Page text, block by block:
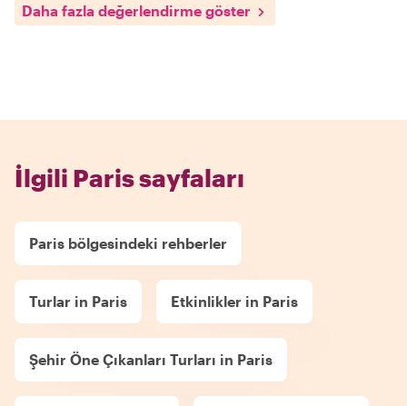
Daha fazla değerlendirme göster
İlgili Paris sayfaları
Paris bölgesindeki rehberler
Turlar in Paris Etkinlikler in Paris
Şehir Öne Çıkanları Turları in Paris